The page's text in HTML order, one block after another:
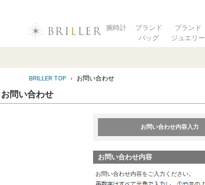
腕時計
ブランド
バッグ
ブランド
ジュエリー
BRILLER TOP お問い合わせ
お問い合わせ
お問い合わせ内容入力
お問い合わせ内容
お問い合わせ内容をご入力ください。